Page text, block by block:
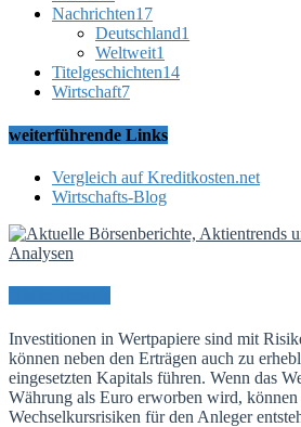
Nachrichten17
Deutschland1
Weltweit1
Titelgeschichten14
Wirtschaft7
weiterführende Links
Vergleich auf Kreditkosten.net
Wirtschafts-Blog
Investitionen in Wertpapiere sind mit
können neben den Erträgen auch zu
eingesetzten Kapitals führen. Wenn das
Währung als Euro erworben wird, können
Wechselkursrisiken für den Anleger